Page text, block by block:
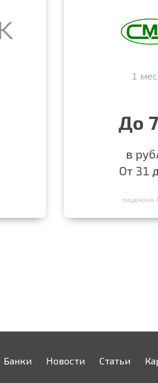
1
До
в
От 31
Банки Новости Статьи